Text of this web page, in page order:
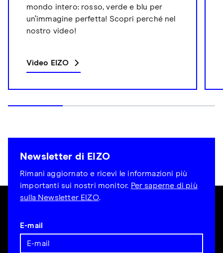
mondo intero: rosso, verde e blu per
un’immagine perfetta! Scopri perché nel
nostro video!
Video EIZO
Newsletter di EIZO
Rimani aggiornato e ricevi le informazioni più
importanti sui nostri monitor. Per saperne di più
sulla Newsletter EIZO.
E-mail